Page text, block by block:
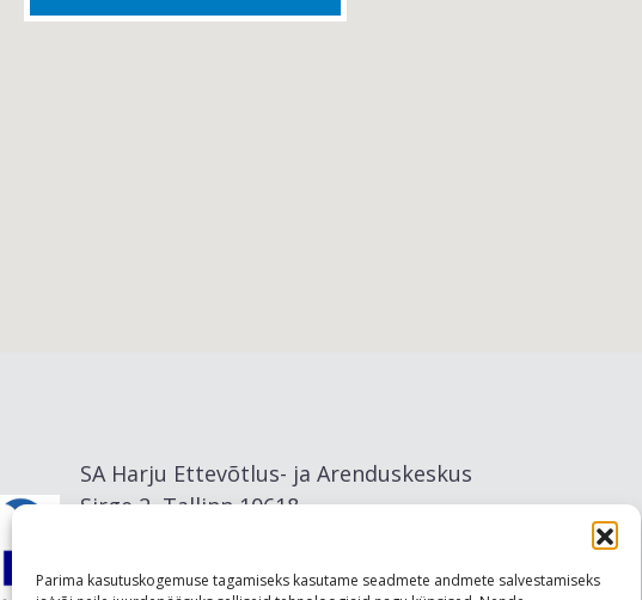
Parima kasutuskogemuse tagamiseks kasutame seadmete andmete salvestamiseks
SA Harju Ettevõtlus- ja Arenduskeskus
Sirge 2, Tallinn 10618